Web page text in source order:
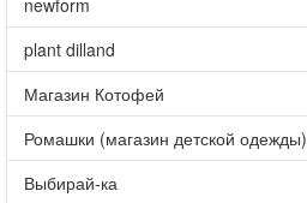
newform
plant dilland
Магазин Котофей
Ромашки (магазин детской одежды)
Выбирай-ка